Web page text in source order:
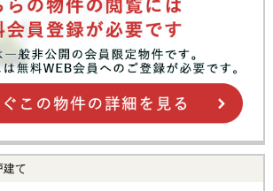
建て